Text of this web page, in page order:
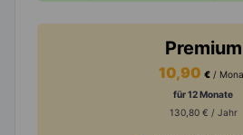
Premium
10,90 € /
für 12 Monate
130,80 € / Jahr